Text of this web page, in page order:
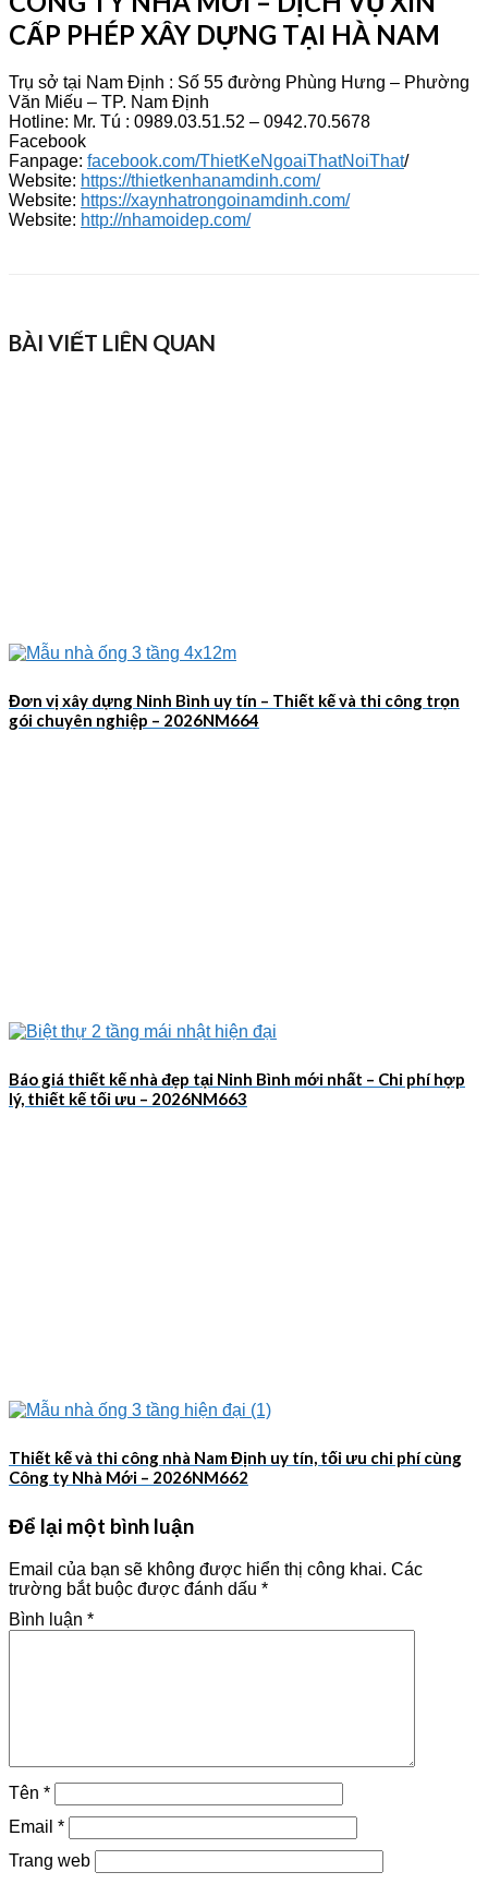
CẤP PHÉP XÂY DỰNG TẠI HÀ NAM
Trụ sở tại Nam Định : Số 55 đường Phùng Hưng – Phường
Văn Miếu – TP. Nam Định
Hotline: Mr. Tú : 0989.03.51.52 – 0942.70.5678
Facebook
Fanpage: facebook.com/ThietKeNgoaiThatNoiThat/
Website: https://thietkenhanamdinh.com/
Website: https://xaynhatrongoinamdinh.com/
Website: http://nhamoidep.com/
BÀI VIẾT LIÊN QUAN
Đơn vị xây dựng Ninh Bình uy tín – Thiết kế và thi công trọn
gói chuyên nghiệp – 2026NM664
Báo giá thiết kế nhà đẹp tại Ninh Bình mới nhất – Chi phí hợp
lý, thiết kế tối ưu – 2026NM663
Thiết kế và thi công nhà Nam Định uy tín, tối ưu chi phí cùng
Công ty Nhà Mới – 2026NM662
Để lại một bình luận
Email của bạn sẽ không được hiển thị công khai. Các
trường bắt buộc được đánh dấu *
Bình luận *
Tên *
Email *
Trang web